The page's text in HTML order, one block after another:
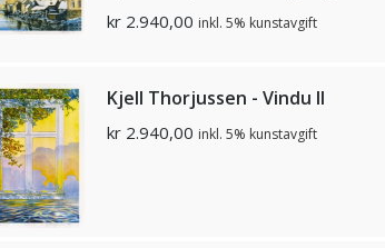
kr2.940,00 inkl. 5% kunstavgift
Kjell Thorjussen - Vindu II
kr2.940,00 inkl. 5% kunstavgift